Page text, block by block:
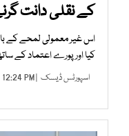
کے نقلی دانت
اس غیر معمولی لمحے کے
کیا اور پورے اعتماد کے
اسپورٹس ڈیسک | MAR 28, 2026 12:24 PM |